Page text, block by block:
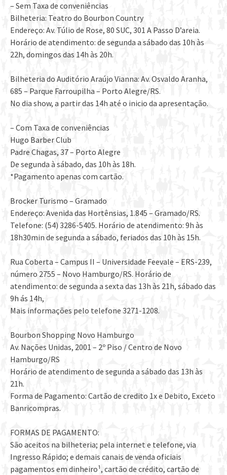
– Sem Taxa de conveniências
Bilheteria: Teatro do Bourbon Country
Endereço: Av. Túlio de Rose, 80 SUC, 301 A Passo D’areia.
Horário de atendimento: de segunda a sábado das 10h às
22h, domingos das 14h às 20h.
Bilheteria do Auditório Araújo Vianna: Av. Osvaldo Aranha,
685 – Parque Farroupilha – Porto Alegre/RS.
No dia show, a partir das 14h até o inicio da apresentação.
– Com Taxa de conveniências
Hugo Barber Club
Padre Chagas, 37 – Porto Alegre
De segunda à sábado, das 10h às 18h.
*Pagamento apenas com cartão.
Brocker Turismo – Gramado
Endereço: Avenida das Hortênsias, 1.845 – Gramado/RS.
Telefone: (54) 3286-5405. Horário de atendimento: 9h às
18h30min de segunda a sábado, feriados das 10h às 15h.
Rua Coberta – Campus II – Universidade Feevale – ERS-239,
número 2755 – Novo Hamburgo/RS. Horário de
atendimento: de segunda a sexta das 13h às 21h, sábado das
9h ás 14h,
Mais informações pelo telefone 3271-1208.
Bourbon Shopping Novo Hamburgo
Av. Nações Unidas, 2001 – 2º Piso / Centro de Novo
Hamburgo/RS
Horário de atendimento de segunda a sábado das 13h às
21h.
Forma de Pagamento: Cartão de credito 1x e Debito, Exceto
Banricompras.
FORMAS DE PAGAMENTO:
São aceitos na bilheteria; pela internet e telefone, via
Ingresso Rápido; e demais canais de venda oficiais
pagamentos em dinheiro¹, cartão de crédito, cartão de